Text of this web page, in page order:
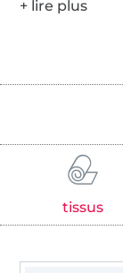
tissus